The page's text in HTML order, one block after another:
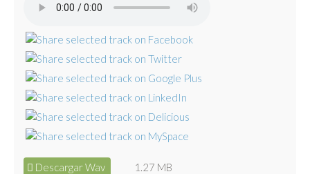
Descargar Wav 1.27 MB